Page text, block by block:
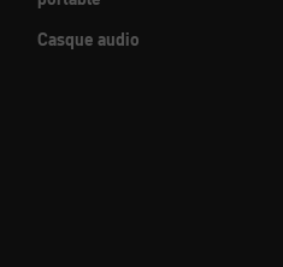
Casque audio